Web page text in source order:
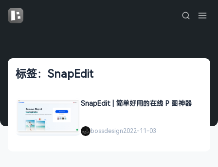
标签：SnapEdit
SnapEdit | 简单好用的在线 P 图神器
bossdesign2022-11-03